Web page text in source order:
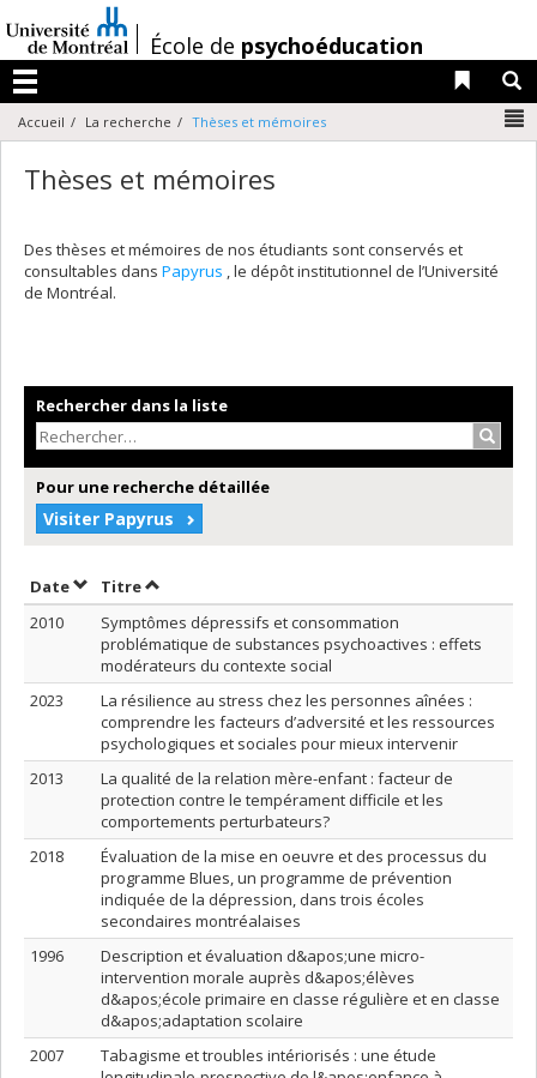
au
contenu
/École de psychoéducation
Menu
Liens
Accueil La recherche Thèses et mémoires
Thèses et mémoires
Des thèses et mémoires de nos étudiants sont conservés et
consultables dans Papyrus , le dépôt institutionnel de l’Université
de Montréal.
Rechercher dans la liste
Pour une recherche détaillée
Visiter Papyrus
DateTrier par date en ordre décroissant
TitreTrier par titre en ordre décroissant
2010
Symptômes dépressifs et consommation
problématique de substances psychoactives : effets
modérateurs du contexte social
2023
La résilience au stress chez les personnes aînées :
comprendre les facteurs d’adversité et les ressources
psychologiques et sociales pour mieux intervenir
2013
La qualité de la relation mère-enfant : facteur de
protection contre le tempérament difficile et les
comportements perturbateurs?
2018
Évaluation de la mise en oeuvre et des processus du
programme Blues, un programme de prévention
indiquée de la dépression, dans trois écoles
secondaires montréalaises
1996
Description et évaluation d&apos;une micro-
intervention morale auprès d&apos;élèves
d&apos;école primaire en classe régulière et en classe
d&apos;adaptation scolaire
2007
Tabagisme et troubles intériorisés : une étude